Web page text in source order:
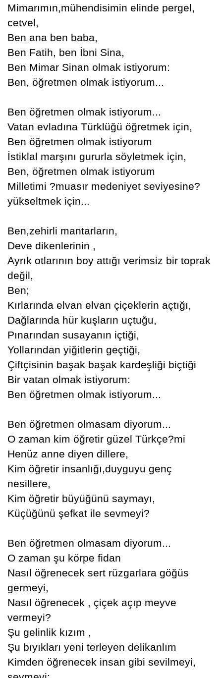
Mimarımın,mühendisimin elinde pergel,
cetvel,
Ben ana ben baba,
Ben Fatih, ben İbni Sina,
Ben Mimar Sinan olmak istiyorum:
Ben, öğretmen olmak istiyorum...
Ben öğretmen olmak istiyorum...
Vatan evladına Türklüğü öğretmek için,
Ben öğretmen olmak istiyorum
İstiklal marşını gururla söyletmek için,
Ben, öğretmen olmak istiyorum
Milletimi ?muasır medeniyet seviyesine?
yükseltmek için...
Ben,zehirli mantarların,
Deve dikenlerinin ,
Ayrık otlarının boy attığı verimsiz bir toprak
değil,
Ben;
Kırlarında elvan elvan çiçeklerin açtığı,
Dağlarında hür kuşların uçtuğu,
Pınarından susayanın içtiği,
Yollarından yiğitlerin geçtiği,
Çiftçisinin başak başak kardeşliği biçtiği
Bir vatan olmak istiyorum:
Ben öğretmen olmak istiyorum...
Ben öğretmen olmasam diyorum...
O zaman kim öğretir güzel Türkçe?mi
Henüz anne diyen dillere,
Kim öğretir insanlığı,duyguyu genç
nesillere,
Kim öğretir büyüğünü saymayı,
Küçüğünü şefkat ile sevmeyi?
Ben öğretmen olmasam diyorum...
O zaman şu körpe fidan
Nasıl öğrenecek sert rüzgarlara göğüs
germeyi,
Nasıl öğrenecek , çiçek açıp meyve
vermeyi?
Şu gelinlik kızım ,
Şu bıyıkları yeni terleyen delikanlım
Kimden öğrenecek insan gibi sevilmeyi,